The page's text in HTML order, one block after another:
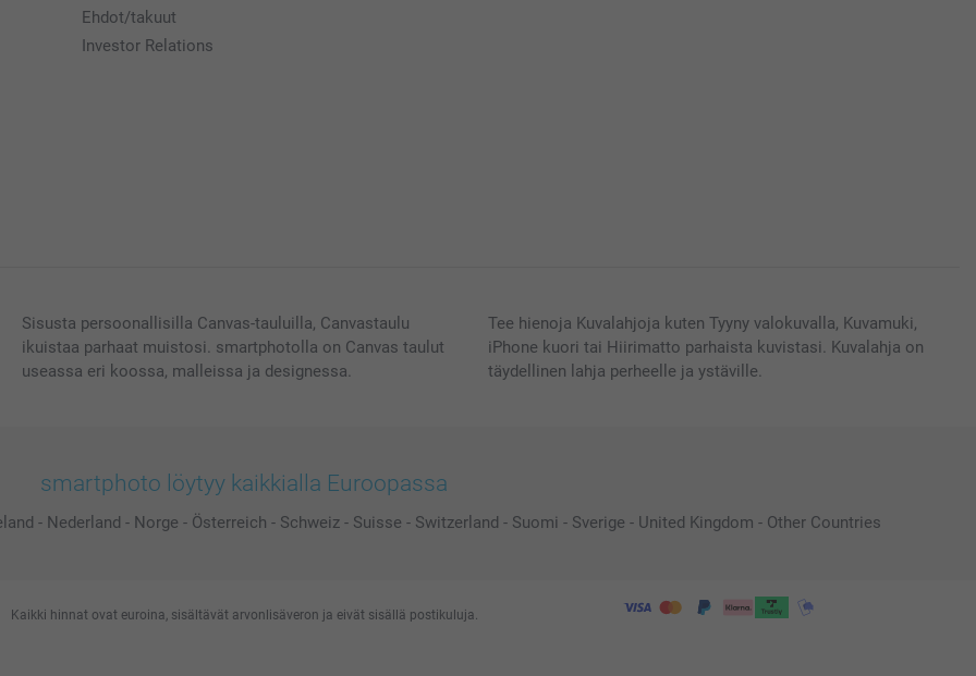
Ehdot/takuut
Investor Relations
Sisusta persoonallisilla Canvas-tauluilla, Canvastaulu
ikuistaa parhaat muistosi. smartphotolla on Canvas taulut
useassa eri koossa, malleissa ja designessa.
Tee hienoja Kuvalahjoja kuten Tyyny valokuvalla, Kuvamuki,
iPhone kuori tai Hiirimatto parhaista kuvistasi. Kuvalahja on
täydellinen lahja perheelle ja ystäville.
smartphoto löytyy kaikkialla Euroopassa
- Nederland - Norge - Österreich - Schweiz - Suisse - Switzerland - Suomi - Sverige - United Kingdom - Other Countries
Kaikki hinnat ovat euroina, sisältävät arvonlisäveron ja eivät sisällä postikuluja.